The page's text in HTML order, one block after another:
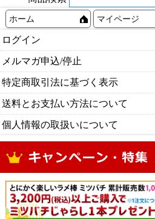
ホーム マイページ
ログイン
メルマガ申込/停止
特定商取引法に基づく表示
送料とお支払い方法について
個人情報の取扱いについて